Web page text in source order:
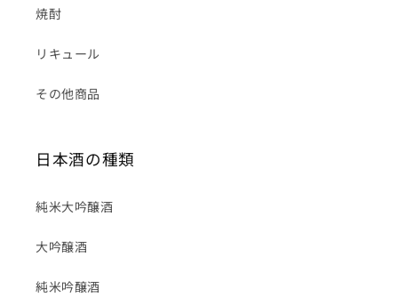
焼酎
リキュール
その他商品
日本酒の種類
純米大吟醸酒
大吟醸酒
純米吟醸酒